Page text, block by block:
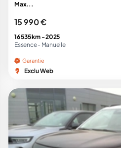
Max...
15 990 €
16 535 km -2025
Essence - Manuelle
Garantie
Exclu Web